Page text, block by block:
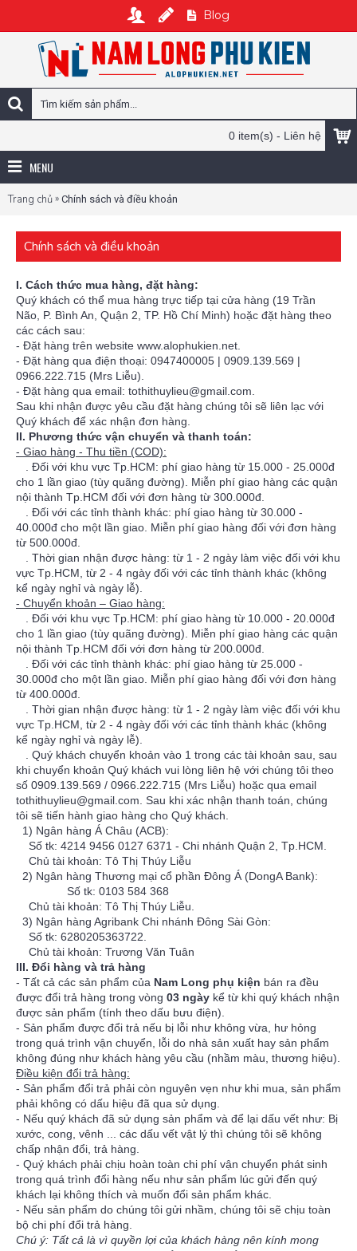
Blog
0 item(s) - Liên hệ
MENU
Trang chủ» Chính sách và điều khoản
Chính sách và điều khoản
I. Cách thức mua hàng, đặt hàng:
Quý khách có thể mua hàng trực tiếp tại cửa hàng (19 Trần
Não, P. Bình An, Quận 2, TP. Hồ Chí Minh) hoặc đặt hàng theo
các cách sau:
- Đặt hàng trên website www.alophukien.net.
- Đặt hàng qua điện thoại: 0947400005 | 0909.139.569 |
0966.222.715 (Mrs Liễu).
- Đặt hàng qua email: tothithuylieu@gmail.com.
Sau khi nhận được yêu cầu đặt hàng chúng tôi sẽ liên lạc với
Quý khách để xác nhận đơn hàng.
II. Phương thức vận chuyển và thanh toán:
- Giao hàng - Thu tiền (COD):
. Đối với khu vực Tp.HCM: phí giao hàng từ 15.000 - 25.000đ
cho 1 lần giao (tùy quãng đường). Miễn phí giao hàng các quận
nội thành Tp.HCM đối với đơn hàng từ 300.000đ.
. Đối với các tỉnh thành khác: phí giao hàng từ 30.000 -
40.000đ cho một lần giao. Miễn phí giao hàng đối với đơn hàng
từ 500.000đ.
. Thời gian nhận được hàng: từ 1 - 2 ngày làm việc đối với khu
vực Tp.HCM, từ 2 - 4 ngày đối với các tỉnh thành khác (không
kể ngày nghỉ và ngày lễ).
- Chuyển khoản – Giao hàng:
. Đối với khu vực Tp.HCM: phí giao hàng từ 10.000 - 20.000đ
cho 1 lần giao (tùy quãng đường). Miễn phí giao hàng các quận
nội thành Tp.HCM đối với đơn hàng từ 200.000đ.
. Đối với các tỉnh thành khác: phí giao hàng từ 25.000 -
30.000đ cho một lần giao. Miễn phí giao hàng đối với đơn hàng
từ 400.000đ.
. Thời gian nhận được hàng: từ 1 - 2 ngày làm việc đối với khu
vực Tp.HCM, từ 2 - 4 ngày đối với các tỉnh thành khác (không
kể ngày nghỉ và ngày lễ).
. Quý khách chuyển khoản vào 1 trong các tài khoản sau, sau
khi chuyển khoản Quý khách vui lòng liên hệ với chúng tôi theo
số 0909.139.569 / 0966.222.715 (Mrs Liễu) hoặc qua email
tothithuylieu@gmail.com. Sau khi xác nhận thanh toán, chúng
tôi sẽ tiến hành giao hàng cho Quý khách.
1) Ngân hàng Á Châu (ACB):
Số tk: 4214 9456 0127 6371 - Chi nhánh Quận 2, Tp.HCM.
Chủ tài khoản: Tô Thị Thúy Liễu
2) Ngân hàng Thương mại cổ phần Đông Á (DongA Bank):
Số tk: 0103 584 368
Chủ tài khoản: Tô Thị Thúy Liễu.
3) Ngân hàng Agribank Chi nhánh Đông Sài Gòn:
Số tk: 6280205363722.
Chủ tài khoản: Trương Văn Tuân
III. Đổi hàng và trả hàng
- Tất cả các sản phẩm của Nam Long phụ kiện bán ra đều
được đổi trả hàng trong vòng 03 ngày kể từ khi quý khách nhận
được sản phẩm (tính theo dấu bưu điện).
- Sản phẩm được đổi trả nếu bị lỗi như không vừa, hư hỏng
trong quá trình vận chuyển, lỗi do nhà sản xuất hay sản phẩm
không đúng như khách hàng yêu cầu (nhầm màu, thương hiệu).
Điều kiện đổi trả hàng:
- Sản phẩm đổi trả phải còn nguyên vẹn như khi mua, sản phẩm
phải không có dấu hiệu đã qua sử dụng.
- Nếu quý khách đã sử dụng sản phẩm và để lại dấu vết như: Bị
xước, cong, vênh ... các dấu vết vật lý thì chúng tôi sẽ không
chấp nhận đổi, trả hàng.
- Quý khách phải chịu hoàn toàn chi phí vận chuyển phát sinh
trong quá trình đổi hàng nếu như sản phẩm lúc gửi đến quý
khách lại không thích và muốn đổi sản phẩm khác.
- Nếu sản phẩm do chúng tôi gửi nhầm, chúng tôi sẽ chịu toàn
bộ chi phí đổi trả hàng.
Chú ý: Tất cả là vì quyền lợi của khách hàng nên kính mong